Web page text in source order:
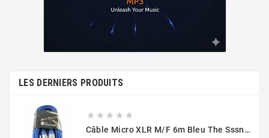
LES DERNIERS PRODUITS
    
Câble Micro XLR M/F 6m Bleu The Sssnake SM6BL